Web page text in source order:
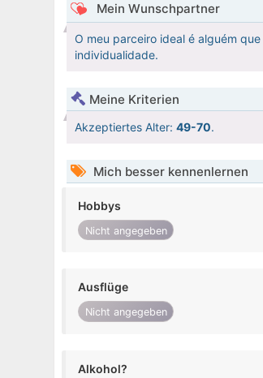
Mein Wunschpartner
O meu parceiro ideal é alguém
individualidade.
Meine Kriterien
Akzeptiertes Alter: 49-70.
Mich besser kennenlernen
Hobbys
Nicht angegeben
Ausflüge
Nicht angegeben
Alkohol?